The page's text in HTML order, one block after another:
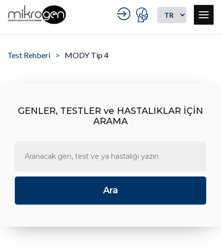
Test Rehberi MODY Tip 4
GENLER, TESTLER ve HASTALIKLAR İÇİN
ARAMA